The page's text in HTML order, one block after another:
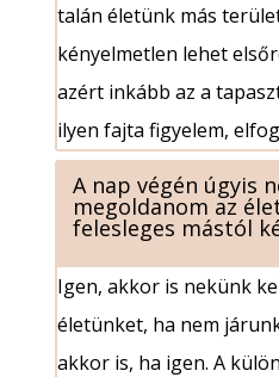
talán életünk más
kényelmetlen lehet
azért inkább az a
ilyen fajta figyelem,
A nap végén úgyis
megoldanom az
felesleges mástól
Igen, akkor is nekünk
életünket, ha nem
akkor is, ha igen. A